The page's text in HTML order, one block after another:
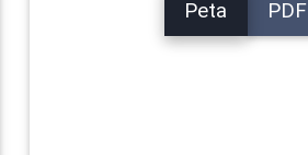
Peta PDF